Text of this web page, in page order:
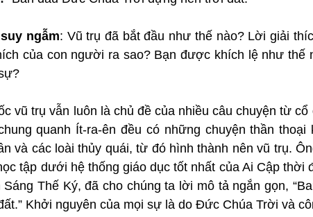
ngẫm: Vũ trụ đã bắt đầu như thế nào? Lời giải
của con người ra sao? Bạn được khích lệ như thế
vũ trụ vẫn luôn là chủ đề của nhiều câu chuyện từ
quanh Ít-ra-ên đều có những chuyện thần
và các loài thủy quái, từ đó hình thành nên vũ trụ.
tập dưới hệ thống giáo dục tốt nhất của Ai Cập thời
Sáng Thế Ký, đã cho chúng ta lời mô tả ngắn gọn,
Khởi nguyên của mọi sự là do Đức Chúa Trời và